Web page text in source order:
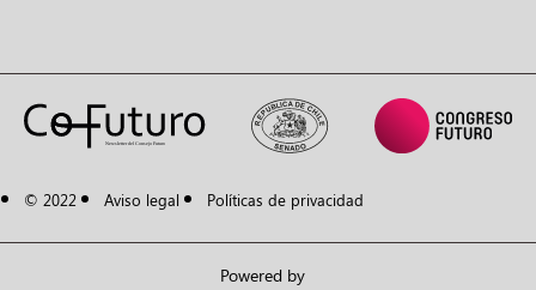
© 2022 Aviso legal Políticas de privacidad
Powered by